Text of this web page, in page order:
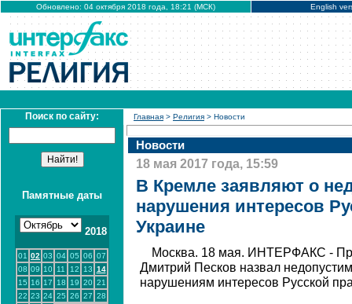
Обновлено: 04 октября 2018 года, 18:21 (МСК) English
Поиск по сайту:
Памятные даты
2018
01 02 03 04 05 06 07
08 09 10 11 12 13 14
15 16 17 18 19 20 21
22 23 24 25 26 27 28
Главная > Религия > Новости
Новости
18 мая 2017 года, 15:59
В Кремле заявляют о
нарушения интересов
Украине
Москва. 18 мая. ИНТЕРФАКС -
Дмитрий Песков назвал
нарушениям интересов Русской